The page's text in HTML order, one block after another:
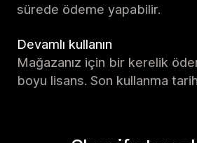
sürede ödeme yapabilir.
Devamlı kullanın
Mağazanız için bir kerelik
boyu lisans. Son kullanma